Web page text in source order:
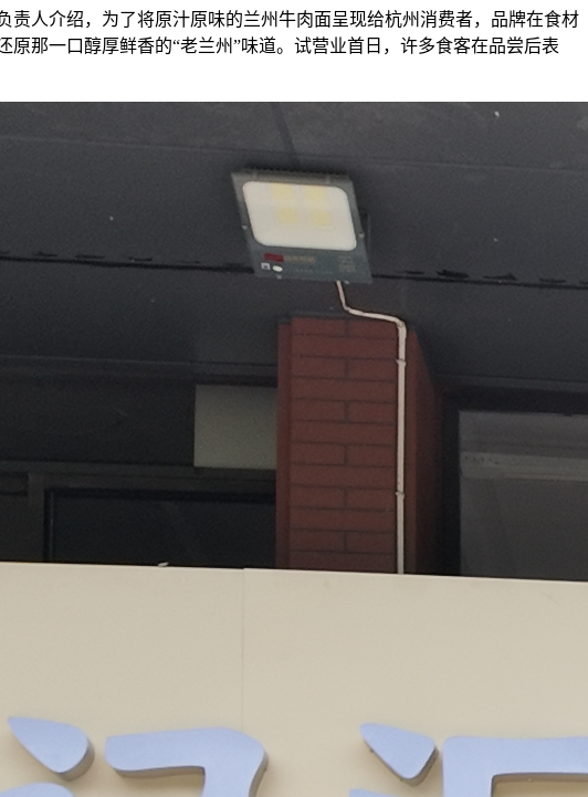
人介绍，为了将原汁原味的兰州牛肉面呈现给杭州消费者，品牌在食材
那一口醇厚鲜香的“老兰州”味道。试营业首日，许多食客在品尝后表